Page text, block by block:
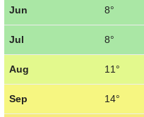
Jun 8°
Jul 8°
Aug 11°
Sep 14°